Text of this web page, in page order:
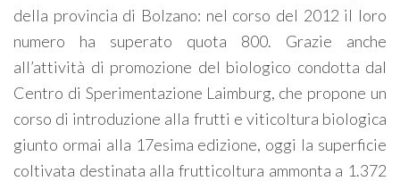
della provincia di Bolzano: nel corso del 2012 il loro
numero ha superato quota 800. Grazie anche
all’attività di promozione del biologico condotta dal
Centro di Sperimentazione Laimburg, che propone un
corso di introduzione alla frutti e viticoltura biologica
giunto ormai alla 17esima edizione, oggi la superficie
coltivata destinata alla frutticoltura ammonta a 1.372